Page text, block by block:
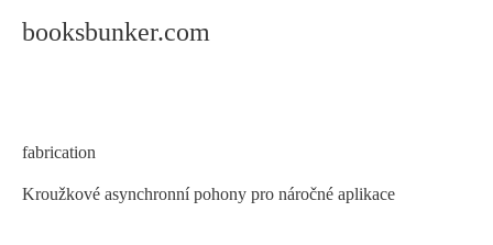
booksbunker.com
Kroužkové asynchronní pohony pro náročné aplikace
Category
fabrication